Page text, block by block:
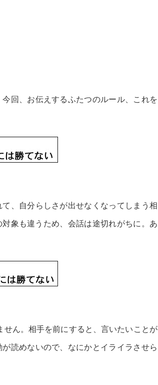
回、お伝えするふたつのルール、これを
、自分らしさが出せなくなってしまう相
象も違うため、会話は途切れがちに。あ
せん。相手を前にすると、言いたいことが
読めないので、なにかとイライラさせら